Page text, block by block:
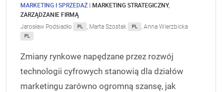
MARKETING I SPRZEDAŻ | MARKETING STRATEGICZNY,
ZARZĄDZANIE FIRMĄ
Jarosław Podsiadło PL Marta Szostak PL Anna Wierzbicka
PL
Zmiany rynkowe napędzane przez rozwój
technologii cyfrowych stanowią dla działów
marketingu zarówno ogromną szansę, jak